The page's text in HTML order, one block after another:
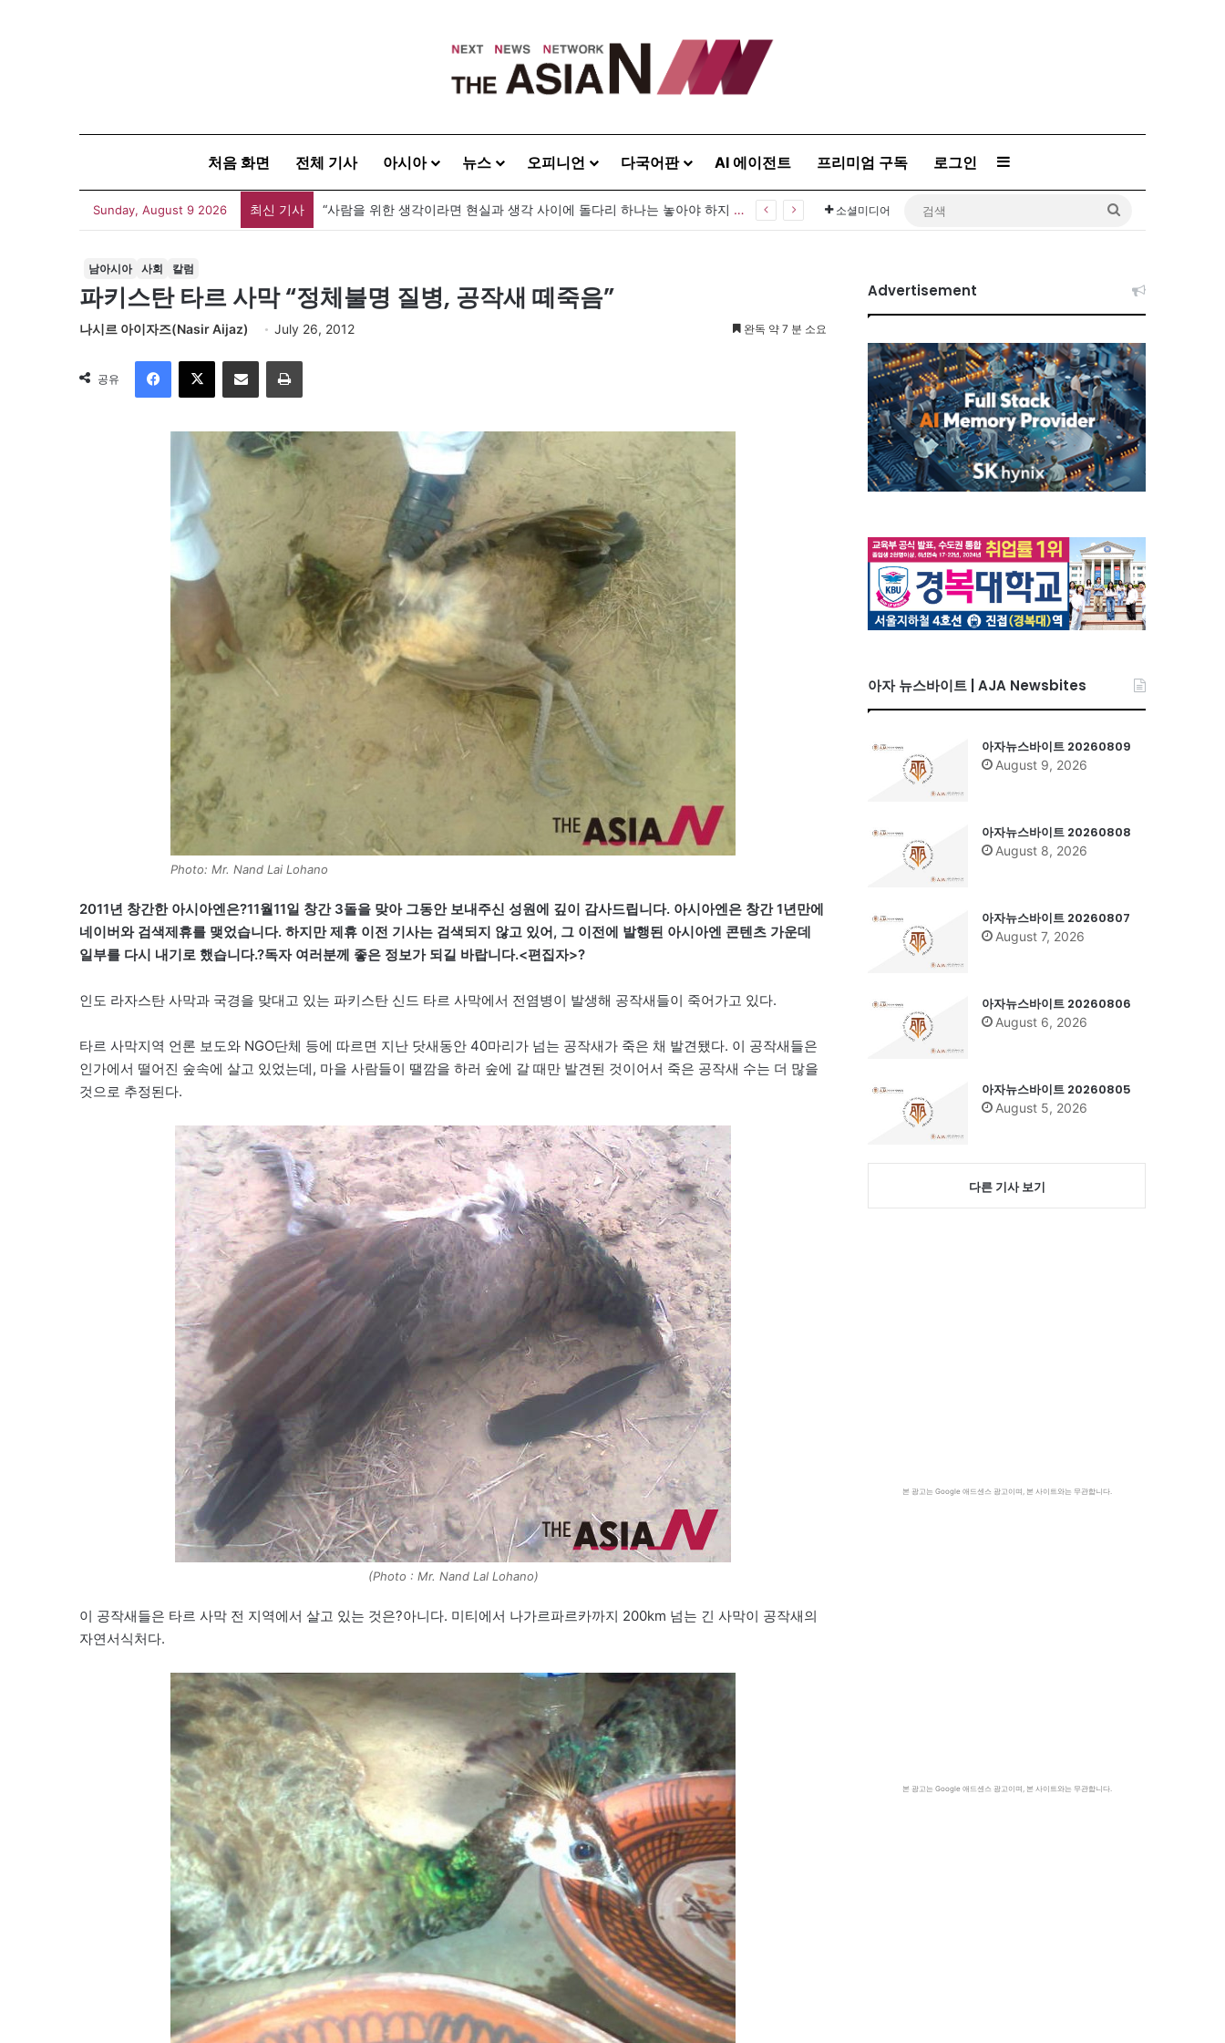
처음 화면 전체 기사 아시아 뉴스 오피니언 다국어판 AI 에이전트 프리미엄 구독 로그인 Sidebar
Sunday, August 9 2026 최신 기사 [출판] 표현의 자유는 어디까지 허용되는가…김재형 전 대법관 ‘언론과 인격권’ 소셜미디어
남아시아 사회 칼럼
파키스탄 타르 사막 “정체불명 질병, 공작새 떼죽음”
나시르 아이자즈(Nasir Aijaz) July 26, 2012 완독 약 7 분 소요
공유
이메일
Photo: Mr. Nand Lai Lohano
2011년 창간한 아시아엔은?11월11일 창간 3돌을 맞아 그동안 보내주신 성원에 깊이 감사드립니다. 아시아엔은 창간 1년만에
네이버와 검색제휴를 맺었습니다. 하지만 제휴 이전 기사는 검색되지 않고 있어, 그 이전에 발행된 아시아엔 콘텐츠 가운데
일부를 다시 내기로 했습니다.?독자 여러분께 좋은 정보가 되길 바랍니다.<편집자>?
인도 라자스탄 사막과 국경을 맞대고 있는 파키스탄 신드 타르 사막에서 전염병이 발생해 공작새들이 죽어가고 있다.
타르 사막지역 언론 보도와 NGO단체 등에 따르면 지난 닷새동안 40마리가 넘는 공작새가 죽은 채 발견됐다. 이 공작새들은
인가에서 떨어진 숲속에 살고 있었는데, 마을 사람들이 땔깜을 하러 숲에 갈 때만 발견된 것이어서 죽은 공작새 수는 더 많을
것으로 추정된다.
(Photo : Mr. Nand Lal Lohano)
이 공작새들은 타르 사막 전 지역에서 살고 있는 것은?아니다. 미티에서 나가르파르카까지 200km 넘는 긴 사막이 공작새의
자연서식처다.
Advertisement
아자 뉴스바이트 | AJA Newsbites
아자뉴스바이트 20260809
August 9, 2026
아자뉴스바이트 20260808
August 8, 2026
아자뉴스바이트 20260807
August 7, 2026
아자뉴스바이트 20260806
August 6, 2026
아자뉴스바이트 20260805
August 5, 2026
다른 기사 보기
본 광고는 Google 애드센스 광고이며, 본 사이트와는 무관합니다.
본 광고는 Google 애드센스 광고이며, 본 사이트와는 무관합니다.